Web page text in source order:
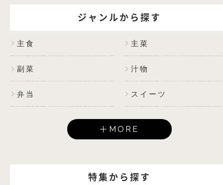
ジャンルから探す
主食 主菜
副菜 汁物
弁当 スイーツ
MORE
特集から探す